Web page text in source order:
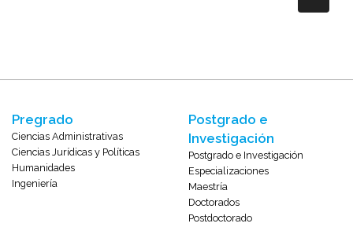
Pregrado
Ciencias Administrativas
Ciencias Jurídicas y Políticas
Humanidades
Ingeniería
Postgrado e
Investigación
Postgrado e Investigación
Especializaciones
Maestría
Doctorados
Postdoctorado